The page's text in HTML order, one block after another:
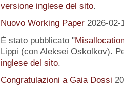
versione inglese del sito.
Nuovo Working Paper 2026-02-
È stato pubblicato "
Lippi (con Aleksei Oskolkov).
inglese del sito.
Congratulazioni a Gaia Dossi